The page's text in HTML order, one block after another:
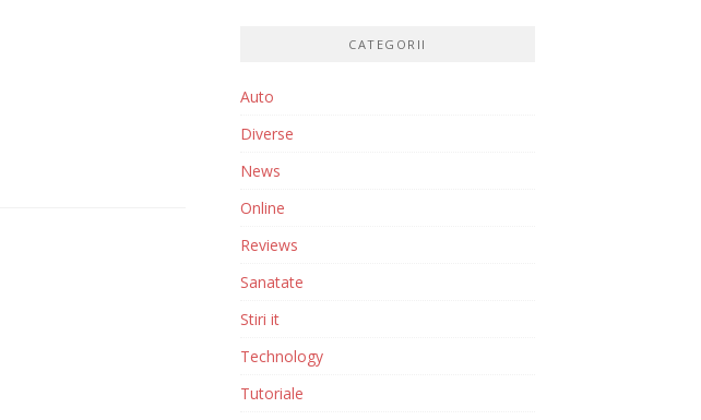
CATEGORII
Auto
Diverse
News
Online
Reviews
Sanatate
Stiri it
Technology
Tutoriale